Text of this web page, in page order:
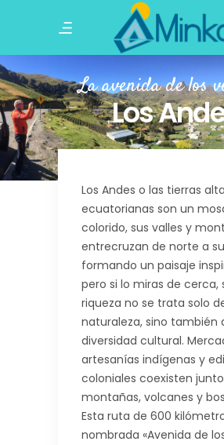
La avenida de los
Los
Los Andes o las tierras
ecuatorianas son un
colorido, sus valles y
entrecruzan de norte a
formando un paisaje
pero si lo miras de cerca,
riqueza no se trata solo
naturaleza, sino también
diversidad cultural.
artesanías indígenas y
coloniales coexisten
montañas, volcanes y
Esta ruta de 600
nombrada «Avenida de